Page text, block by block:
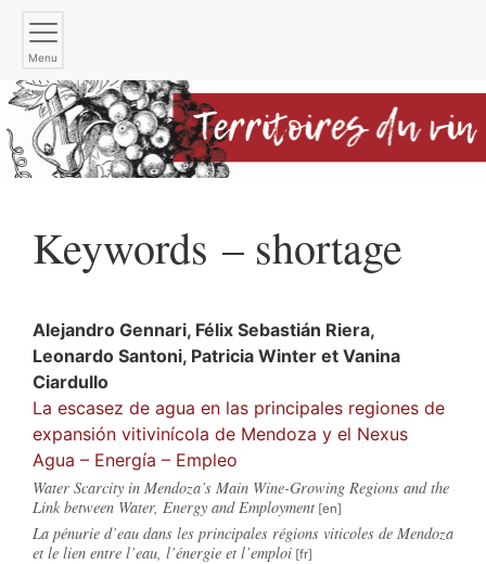
Menu
Keywords – shortage
Alejandro Gennari, Félix Sebastián Riera,
Leonardo Santoni, Patricia Winter et Vanina
Ciardullo
La escasez de agua en las principales regiones de
expansión vitivinícola de Mendoza y el Nexus
Agua – Energía – Empleo
Water Scarcity in Mendoza’s Main Wine-Growing Regions and the
Link between Water, Energy and Employment
La pénurie d’eau dans les principales régions viticoles de Mendoza
et le lien entre l’eau, l’énergie et l’emploi